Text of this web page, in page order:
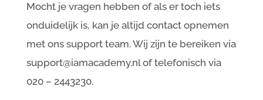
Mocht je vragen hebben of als er toch iets
onduidelijk is, kan je altijd contact opnemen
met ons support team. Wij zijn te bereiken via
support@iamacademy.nlof telefonisch via
020 – 2443230.